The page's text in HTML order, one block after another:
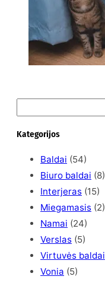
e
a
Kategorijos
Baldai (54)
Biuro baldai (8)
Interjeras (15)
Miegamasis (2)
Namai (24)
Verslas (5)
Virtuvės baldai
Vonia (5)